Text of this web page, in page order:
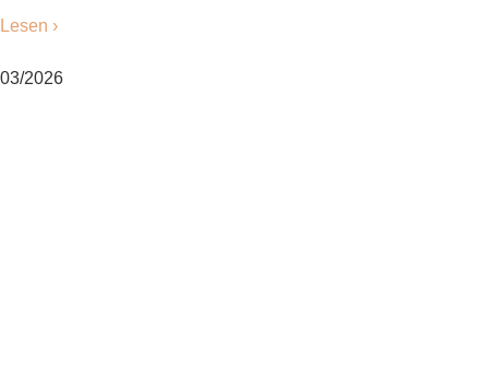
Lesen ›
03/2026